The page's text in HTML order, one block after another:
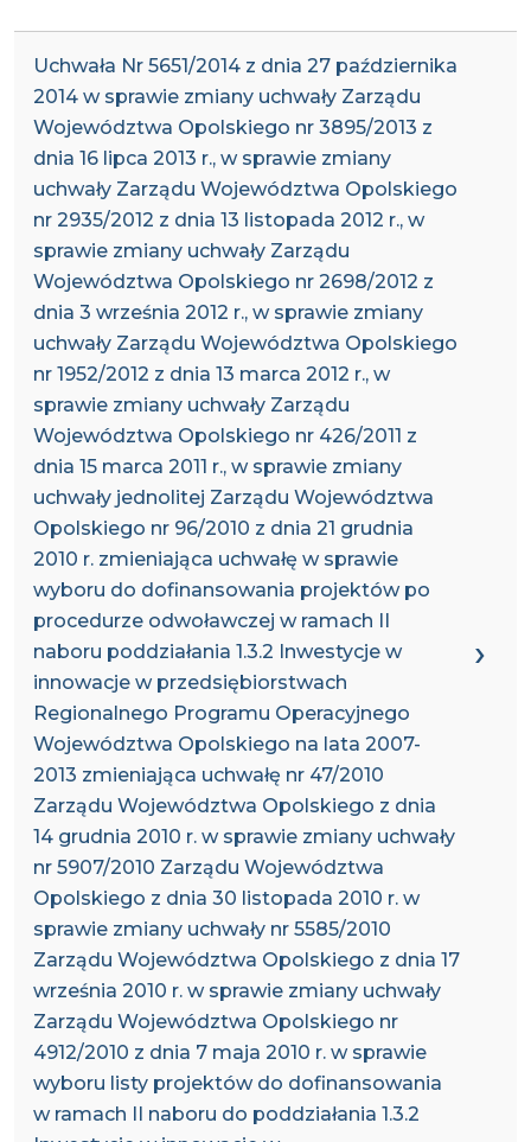
Uchwała Nr 5651/2014 z dnia 27 października
2014 w sprawie zmiany uchwały Zarządu
Województwa Opolskiego nr 3895/2013 z
dnia 16 lipca 2013 r., w sprawie zmiany
uchwały Zarządu Województwa Opolskiego
nr 2935/2012 z dnia 13 listopada 2012 r., w
sprawie zmiany uchwały Zarządu
Województwa Opolskiego nr 2698/2012 z
dnia 3 września 2012 r., w sprawie zmiany
uchwały Zarządu Województwa Opolskiego
nr 1952/2012 z dnia 13 marca 2012 r., w
sprawie zmiany uchwały Zarządu
Województwa Opolskiego nr 426/2011 z
dnia 15 marca 2011 r., w sprawie zmiany
uchwały jednolitej Zarządu Województwa
Opolskiego nr 96/2010 z dnia 21 grudnia
2010 r. zmieniająca uchwałę w sprawie
wyboru do dofinansowania projektów po
procedurze odwoławczej w ramach II
naboru poddziałania 1.3.2 Inwestycje w
innowacje w przedsiębiorstwach
Regionalnego Programu Operacyjnego
Województwa Opolskiego na lata 2007-
2013 zmieniająca uchwałę nr 47/2010
Zarządu Województwa Opolskiego z dnia
14 grudnia 2010 r. w sprawie zmiany uchwały
nr 5907/2010 Zarządu Województwa
Opolskiego z dnia 30 listopada 2010 r. w
sprawie zmiany uchwały nr 5585/2010
Zarządu Województwa Opolskiego z dnia 17
września 2010 r. w sprawie zmiany uchwały
Zarządu Województwa Opolskiego nr
4912/2010 z dnia 7 maja 2010 r. w sprawie
wyboru listy projektów do dofinansowania
w ramach II naboru do poddziałania 1.3.2